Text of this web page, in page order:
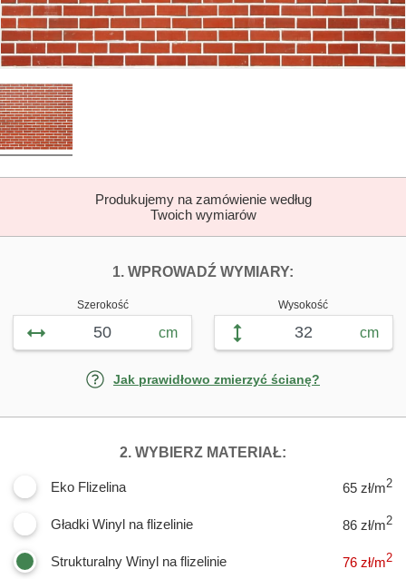
Produkujemy na zamówienie według
Twoich wymiarów
1. WPROWADŹ WYMIARY:
Szerokość
cm
Wysokość
cm
Jak prawidłowo zmierzyć ścianę?
2. WYBIERZ MATERIAŁ:
Eko Flizelina 65 zł/m2
Gładki Winyl na flizelinie 86 zł/m2
Strukturalny Winyl na flizelinie 76 zł/m2